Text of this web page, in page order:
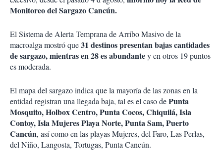
Monitoreo del Sargazo Cancún.
El Sistema de Alerta Temprana de Arribo Masivo de la
macroalga mostró que31 destinos presentan bajas cantidades
de sargazo, mientras en 28 es abundantey en otros 19 puntos
es moderada.
El mapa del sargazo indica que la mayoría de las zonas en la
entidad registran una llegada baja, tal es el caso dePunta
Mosquito, Holbox Centro, Punta Cocos, Chiquilá, Isla
Contoy, Isla Mujeres Playa Norte, Punta Sam, Puerto
Cancún, así como en las playas Mujeres, del Faro, Las Perlas,
del Niño, Langosta, Tortugas, Punta Cancún.